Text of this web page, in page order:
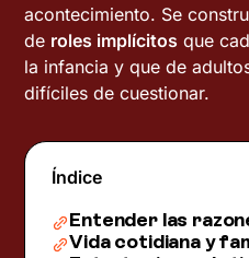
acontecimiento. Se
de roles implícitos que
la infancia y que de
difíciles de cuestionar.
Índice
Entender las
Vida cotidiana y